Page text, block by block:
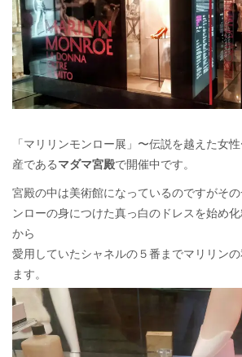
「マリリンモンロー展」〜伝説を越えた女
産であるマダマ宮殿で開催中です。
宮殿の中は美術館になっているのですがそ
ンローの身につけた真っ白のドレスを始め
から
愛用していたシャネルの５番までマリリン
ます。